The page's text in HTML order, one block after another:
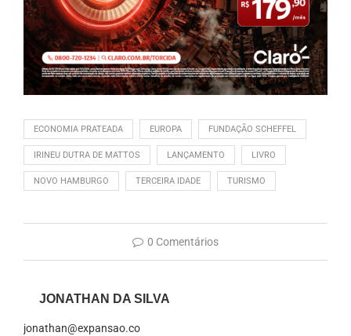
ECONOMIA PRATEADA EUROPA FUNDAÇÃO SCHEFFEL
IRINEU DUTRA DE MATTOS LANÇAMENTO LIVRO
NOVO HAMBURGO TERCEIRA IDADE TURISMO
0 Comentários
JONATHAN DA SILVA
jonathan@expansao.co